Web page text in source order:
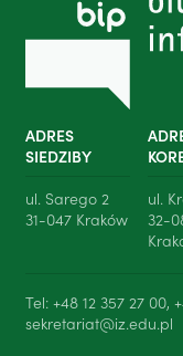
ADRES
SIEDZIBY
ul. Sarego 2
31-047 Kraków
ul.
32-
Tel: +48 12 357 27 00,
sekretariat@iz.edu.pl